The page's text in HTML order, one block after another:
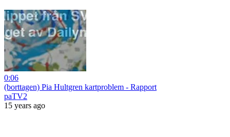
0:06
(borttagen) Pia Hultgren kartproblem - Rapport
paTV2
15 years ago